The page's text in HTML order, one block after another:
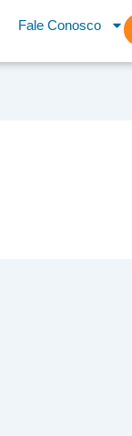
Fale Conosco